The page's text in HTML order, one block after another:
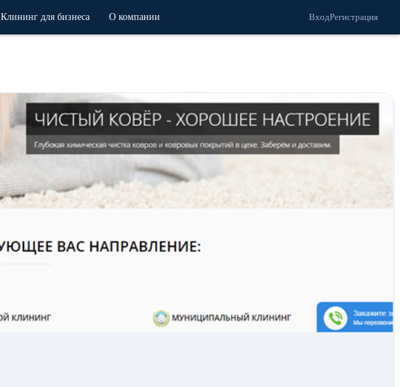
Клининг для бизнеса О компании ВходРегистрация